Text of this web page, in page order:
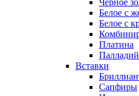
Черное
Белое с
Белое с
Платина
Палладий
Вставки
Сапфиры